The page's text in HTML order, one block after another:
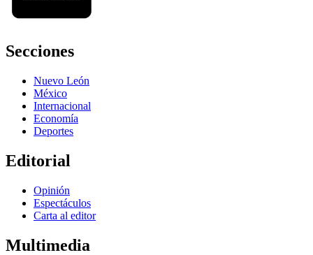
Secciones
Nuevo León
México
Internacional
Economía
Deportes
Editorial
Opinión
Espectáculos
Carta al editor
Multimedia